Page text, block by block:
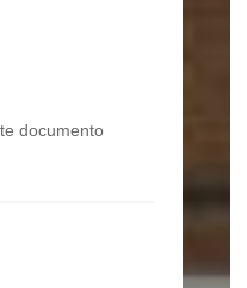
documento